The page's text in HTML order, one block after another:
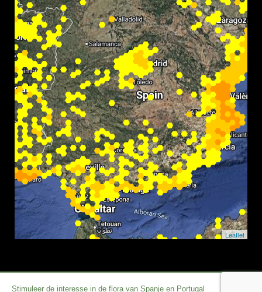
Leaflet
Stimuleer de interesse in de flora van Spanje en Portugal